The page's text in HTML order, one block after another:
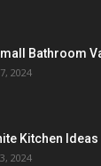
Bathroom
2024
Kitchen Ideas
2024